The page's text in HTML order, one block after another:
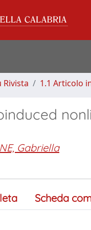
1.1 Articolo
Gabriella
Scheda